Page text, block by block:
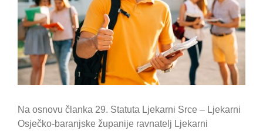
Na osnovu članka 29. Statuta Ljekarni Srce – Ljekarni
Osječko-baranjske županije ravnatelj Ljekarni